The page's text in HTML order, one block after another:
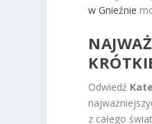
w Gnieźnie
Odwiedź
z całego